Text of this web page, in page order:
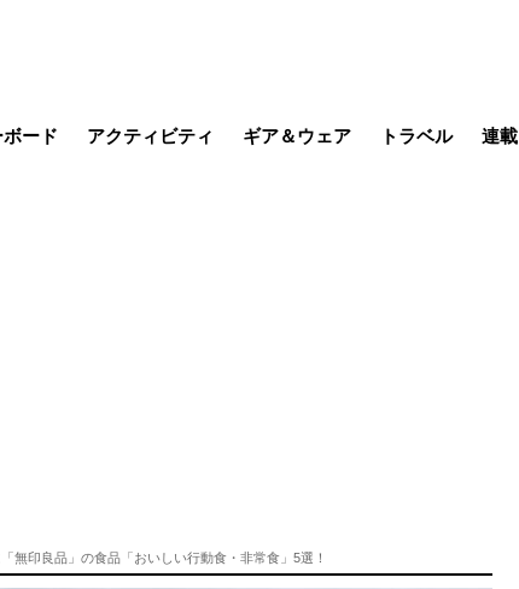
ード アクティビティ ギア＆ウェア トラベル 連載
無印良品」の食品「おいしい行動食・非常食」5選！